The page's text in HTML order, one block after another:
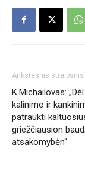
Ankstesnis straipsnis
K.Michailovas:
kalinimo ir
patraukti
griežčiausion
atsakomybėn“